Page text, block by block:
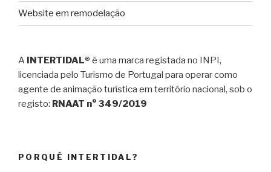
Website em remodelação
A INTERTIDAL® é uma marca registada no INPI,
licenciada pelo Turismo de Portugal para operar como
agente de animação turística em território nacional, sob o
registo: RNAAT n° 349/2019
PORQUÊ INTERTIDAL?